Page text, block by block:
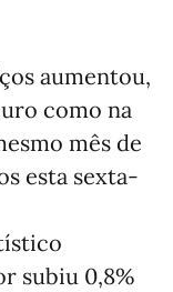
aumentou,
como na
mês de
esta sexta-
subiu 0,8%